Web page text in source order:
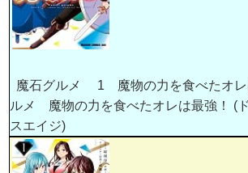
魔石グルメ 1 魔物の力を食べたオレ
ルメ 魔物の力を食べたオレは最強！ (
スエイジ)